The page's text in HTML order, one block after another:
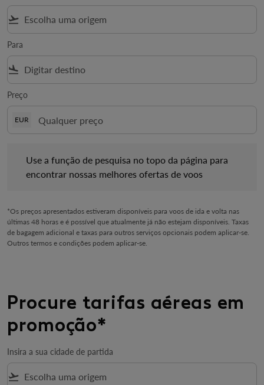
flight_takeoff
Para
flight_land
Preço
EUR
Use a função de pesquisa no topo da página para
encontrar nossas melhores ofertas de voos
*Os preços apresentados estiveram disponíveis para voos de ida e volta nas
últimas 48 horas e é possível que atualmente já não estejam disponíveis. Taxas
de bagagem adicional e taxas para outros serviços opcionais podem aplicar-se.
Outros termos e condições podem aplicar-se.
Procure tarifas aéreas em
promoção*
Insira a sua cidade de partida
flight_takeoff